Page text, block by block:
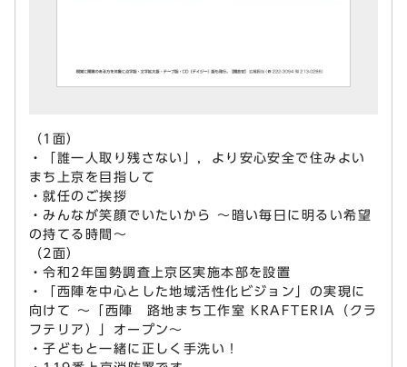
（1面）
・「誰一人取り残さない」，より安心安全で住みよい
まち上京を目指して
・就任のご挨拶
・みんなが笑顔でいたいから ～暗い毎日に明るい希望
の持てる時間～
（2面）
・令和2年国勢調査上京区実施本部を設置
・「西陣を中心とした地域活性化ビジョン」の実現に
向けて ～「西陣 路地まち工作室 KRAFTERIA（クラ
フテリア）」オープン～
・子どもと一緒に正しく手洗い！